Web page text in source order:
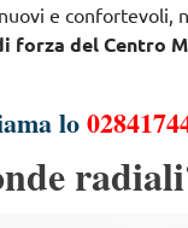
e confortevoli,
forza del Centro
lo